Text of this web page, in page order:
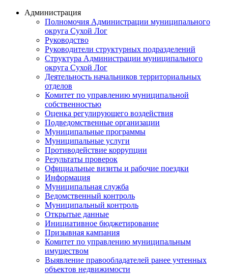
Администрация
Полномочия Администрации муниципального
округа Сухой Лог
Руководство
Руководители структурных подразделений
Структура Администрации муниципального
округа Сухой Лог
Деятельность начальников территориальных
отделов
Комитет по управлению муниципальной
собственностью
Оценка регулирующего воздействия
Подведомственные организации
Муниципальные программы
Муниципальные услуги
Противодействие коррупции
Результаты проверок
Официальные визиты и рабочие поездки
Информация
Муниципальная служба
Ведомственный контроль
Муниципальный контроль
Открытые данные
Инициативное бюджетирование
Призывная кампания
Комитет по управлению муниципальным
имуществом
Выявление правообладателей ранее учтенных
объектов недвижимости